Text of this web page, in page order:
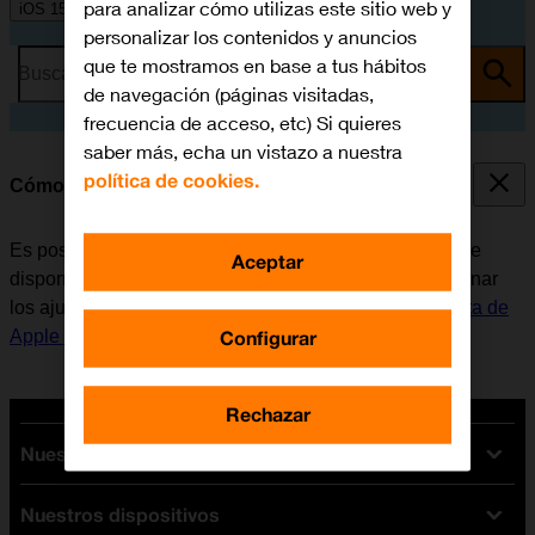
iOS 15.0
Busca por problema o tema
Cómo seleccionar los ajustes de FaceTime
Es posible realizar videollamadas a otro dispositivo que
disponga de la función FaceTime. Para poder seleccionar
los ajustes de FaceTime, es necesarioactivar la Cuenta de
Apple en el móvil
Nuestras tarifas
Tarifas Orange
Nuestros dispositivos
para analizar cómo utilizas este sitio web y
personalizar los contenidos y anuncios
que te mostramos en base a tus hábitos
de navegación (páginas visitadas,
frecuencia de acceso, etc) Si quieres
saber más, echa un vistazo a nuestra
política de cookies.
Configurar
Rechazar
Aceptar